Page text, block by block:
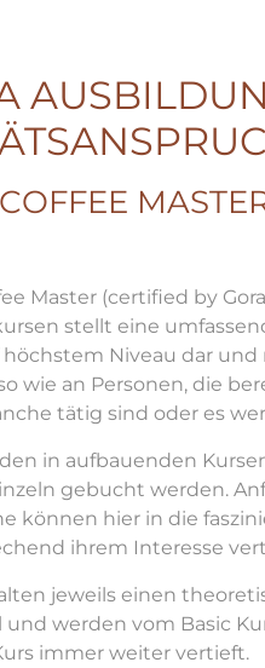
Master (certified by
stellt eine
Niveau dar und
wie an Personen, die
tätig sind oder es
in aufbauenden
gebucht werden.
können hier in die
ihrem Interesse
jeweils einen
und werden vom Basic
immer weiter vertieft.